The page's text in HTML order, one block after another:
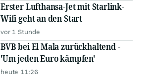
Erster Lufthansa-Jet mit Starlink-
Wifi geht an den Start
vor 1 Stunde
BVB bei El Mala zurückhaltend -
'Um jeden Euro kämpfen'
heute 11:26